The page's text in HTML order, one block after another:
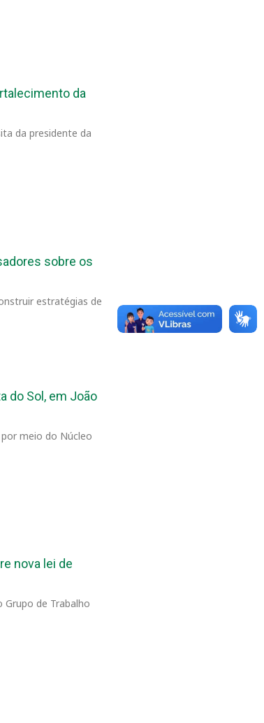
da
da presidente da
sobre os
estratégias de
do Sol, em João
meio do Núcleo
nova lei de
Grupo de Trabalho